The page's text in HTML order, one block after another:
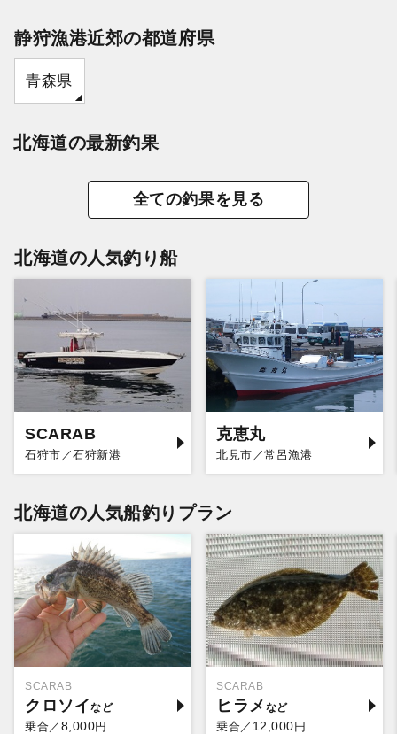
静狩漁港近郊の都道府県
青森県
北海道の最新釣果
全ての釣果を見る
北海道の人気釣り船
SCARAB
石狩市／石狩新港
克恵丸
北見市／常呂漁港
北海道の人気船釣りプラン
SCARAB
クロソイ
乗合／ 8,000円
SCARAB
ヒラメ
乗合／ 12,000円